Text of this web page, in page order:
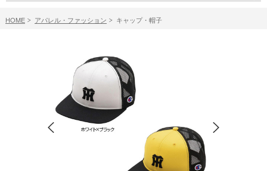
HOME アパレル・ファッション キャップ・帽子